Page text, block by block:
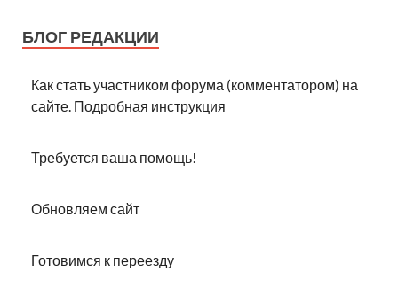
БЛОГ РЕДАКЦИИ
Как стать участником форума (комментатором) на
сайте. Подробная инструкция
Требуется ваша помощь!
Обновляем сайт
Готовимся к переезду